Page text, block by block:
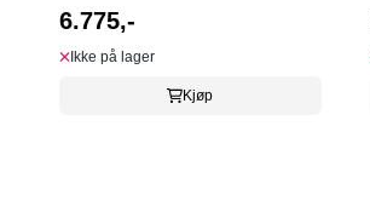
6.775,-
Ikke på lager
Kjøp